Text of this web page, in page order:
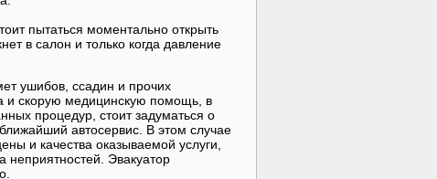
пытаться моментально открыть
в салон и только когда давление
ушибов, ссадин и прочих
и скорую медицинскую помощь, в
процедур, стоит задуматься о
автосервис. В этом случае
и качества оказываемой услуги,
неприятностей. Эвакуатор